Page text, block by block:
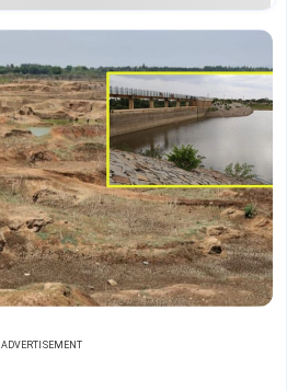
ADVERTISEMENT